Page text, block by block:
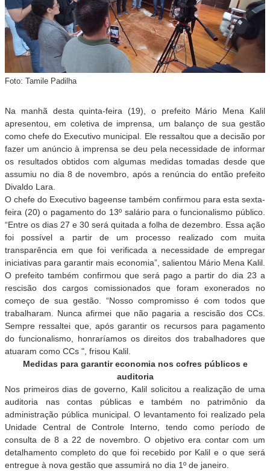
Foto: Tamile Padilha
Na manhã desta quinta-feira (19), o prefeito Mário Mena Kalil
apresentou, em coletiva de imprensa, um balanço de sua gestão
como chefe do Executivo municipal. Ele ressaltou que a decisão por
fazer um anúncio à imprensa se deu pela necessidade de informar
os resultados obtidos com algumas medidas tomadas desde que
assumiu no dia 8 de novembro, após a renúncia do então prefeito
Divaldo Lara.
O chefe do Executivo bageense também confirmou para esta sexta-
feira (20) o pagamento do 13º salário para o funcionalismo público.
“Entre os dias 27 e 30 será quitada a folha de dezembro. Essa ação
foi possível a partir de um processo realizado com muita
transparência em que foi verificada a necessidade de empregar
iniciativas para garantir mais economia”, salientou Mário Mena Kalil.
O prefeito também confirmou que será pago a partir do dia 23 a
rescisão dos cargos comissionados que foram exonerados no
começo de sua gestão. “Nosso compromisso é com todos que
trabalharam. Nunca afirmei que não pagaria a rescisão dos CCs.
Sempre ressaltei que, após garantir os recursos para pagamento
do funcionalismo, honraríamos os direitos dos trabalhadores que
atuaram como CCs ", frisou Kalil.
Medidas para garantir economia nos cofres públicos e
auditoria
Nos primeiros dias de governo, Kalil solicitou a realização de uma
auditoria nas contas públicas e também no patrimônio da
administração pública municipal. O levantamento foi realizado pela
Unidade Central de Controle Interno, tendo como período de
consulta de 8 a 22 de novembro. O objetivo era contar com um
detalhamento completo do que foi recebido por Kalil e o que será
entregue à nova gestão que assumirá no dia 1º de janeiro.